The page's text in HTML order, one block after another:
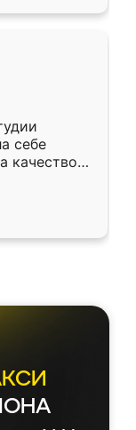
себе
качеством
уже почти